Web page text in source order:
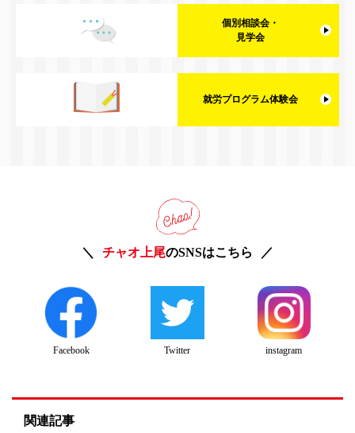
個別相談会・
見学会
就労プログラム体験会
チャオ上尾のSNSはこちら
Facebook Twitter instagram
関連記事